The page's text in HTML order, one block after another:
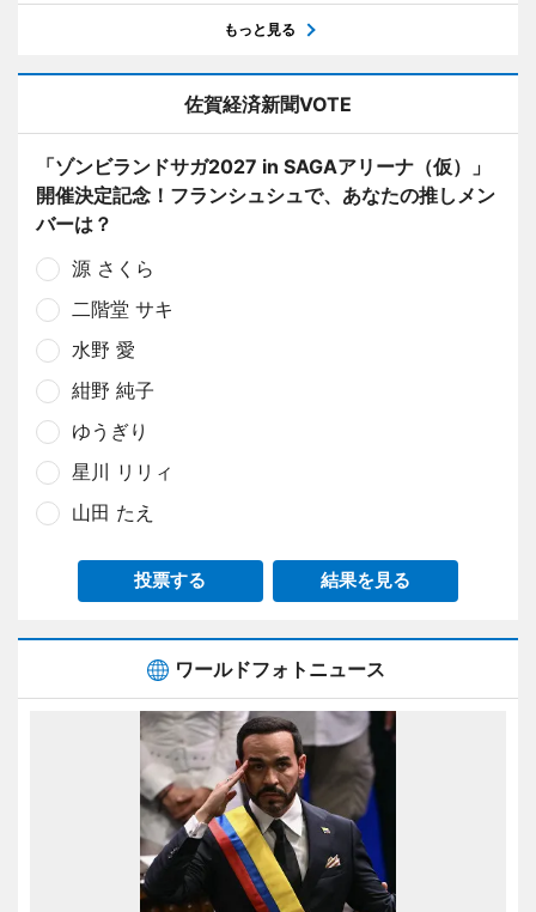
もっと見る
佐賀経済新聞VOTE
「ゾンビランドサガ2027 in SAGAアリーナ（仮）」
開催決定記念！フランシュシュで、あなたの推しメン
バーは？
源 さくら
二階堂 サキ
水野 愛
紺野 純子
ゆうぎり
星川 リリィ
山田 たえ
投票する 結果を見る
ワールドフォトニュース